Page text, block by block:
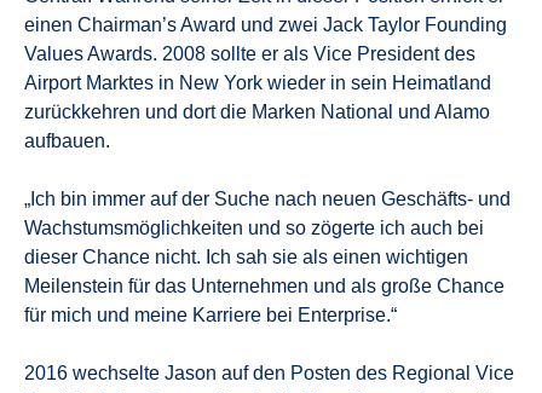
einen Chairman’s Award und zwei Jack Taylor Founding
Values Awards. 2008 sollte er als Vice President des
Airport Marktes in New York wieder in sein Heimatland
zurückkehren und dort die Marken National und Alamo
aufbauen.
„Ich bin immer auf der Suche nach neuen Geschäfts- und
Wachstumsmöglichkeiten und so zögerte ich auch bei
dieser Chance nicht. Ich sah sie als einen wichtigen
Meilenstein für das Unternehmen und als große Chance
für mich und meine Karriere bei Enterprise.“
2016 wechselte Jason auf den Posten des Regional Vice